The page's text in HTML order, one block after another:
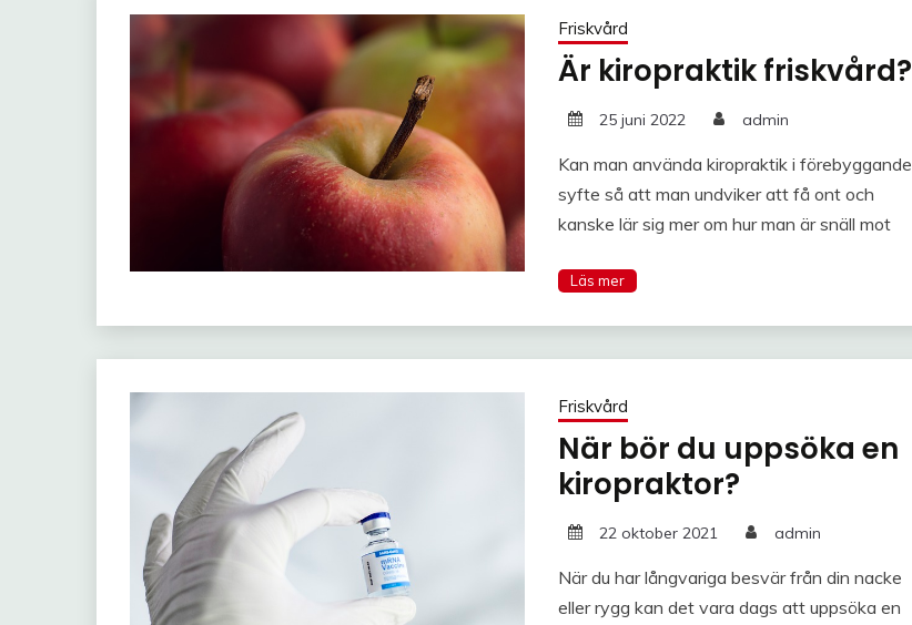
Friskvård
Är kiropraktik friskvård?
25 juni 2022 admin
Kan man använda kiropraktik i förebyggande
syfte så att man undviker att få ont och
kanske lär sig mer om hur man är snäll mot
Friskvård
När bör du uppsöka en
kiropraktor?
22 oktober 2021 admin
När du har långvariga besvär från din nacke
eller rygg kan det vara dags att uppsöka en